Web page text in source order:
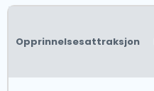
Opprinnelsesattraksjon